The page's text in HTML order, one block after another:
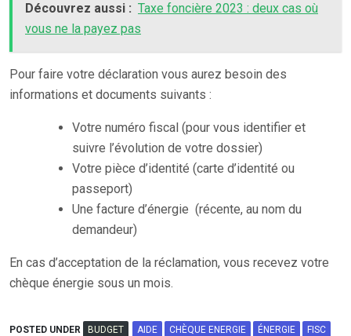
Découvrez aussi : Taxe foncière 2023 : deux cas où
vous ne la payez pas
Pour faire votre déclaration vous aurez besoin des
informations et documents suivants :
Votre numéro fiscal (pour vous identifier et
suivre l’évolution de votre dossier)
Votre pièce d’identité (carte d’identité ou
passeport)
Une facture d’énergie (récente, au nom du
demandeur)
En cas d’acceptation de la réclamation, vous recevez votre
chèque énergie sous un mois.
POSTED UNDER BUDGET AIDE CHÈQUE ENERGIE ÉNERGIE FISC